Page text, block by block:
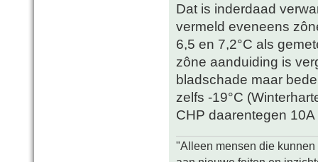
Dat is inderdaad
vermeld eveneens
6,5 en 7,2°C als
zône aanduiding is
bladschade maar
zelfs -19°C
CHP daarentegen 10A
"Alleen mensen die